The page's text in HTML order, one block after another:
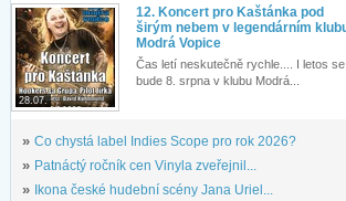
28.07.
12. Koncert pro Kaštánka pod
širým nebem v legendárním
Modrá Vopice
Čas letí neskutečně rychle.... I letos se
bude 8. srpna v klubu Modrá...
» Co chystá label Indies Scope pro rok 2026?
» Patnáctý ročník cen Vinyla zveřejnil...
»
Ikona české hudební scény Jana Uriel...